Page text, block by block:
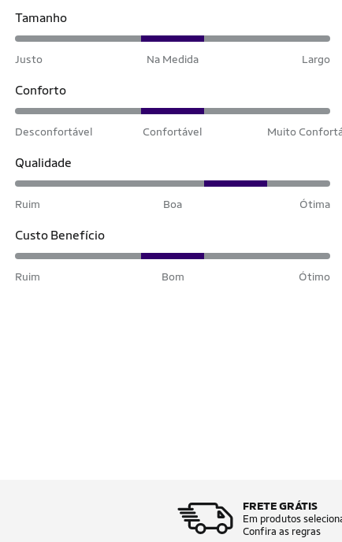
Tamanho
Justo Na Medida Largo
Conforto
Desconfortável Confortável Muito
Qualidade
Ruim Boa Ótima
Custo Benefício
Ruim Bom Ótimo
FRETE GRÁTIS
Em produtos
Confira as regras